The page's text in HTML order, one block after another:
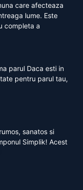
care afecteaza
lume. Este
completa a
parul Daca esti in
pentru parul tau,
sanatos si
Simplik! Acest